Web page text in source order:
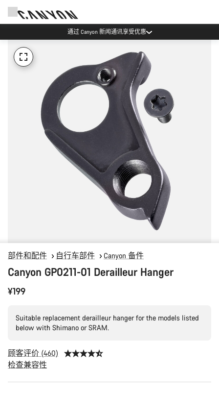
通过 Canyon 新闻通讯享受优惠
部件和配件 自行车部件 Canyon 备件
Canyon GP0211-01 Derailleur Hanger
¥199
Suitable replacement derailleur hanger for the models listed
below with Shimano or SRAM.
顾客评价 (460)
检查兼容性